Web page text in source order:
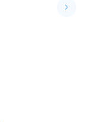
keyboard_arrow_right